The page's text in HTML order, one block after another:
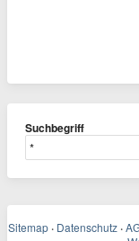
Suchbegriff
Sitemap · Datenschutz ·